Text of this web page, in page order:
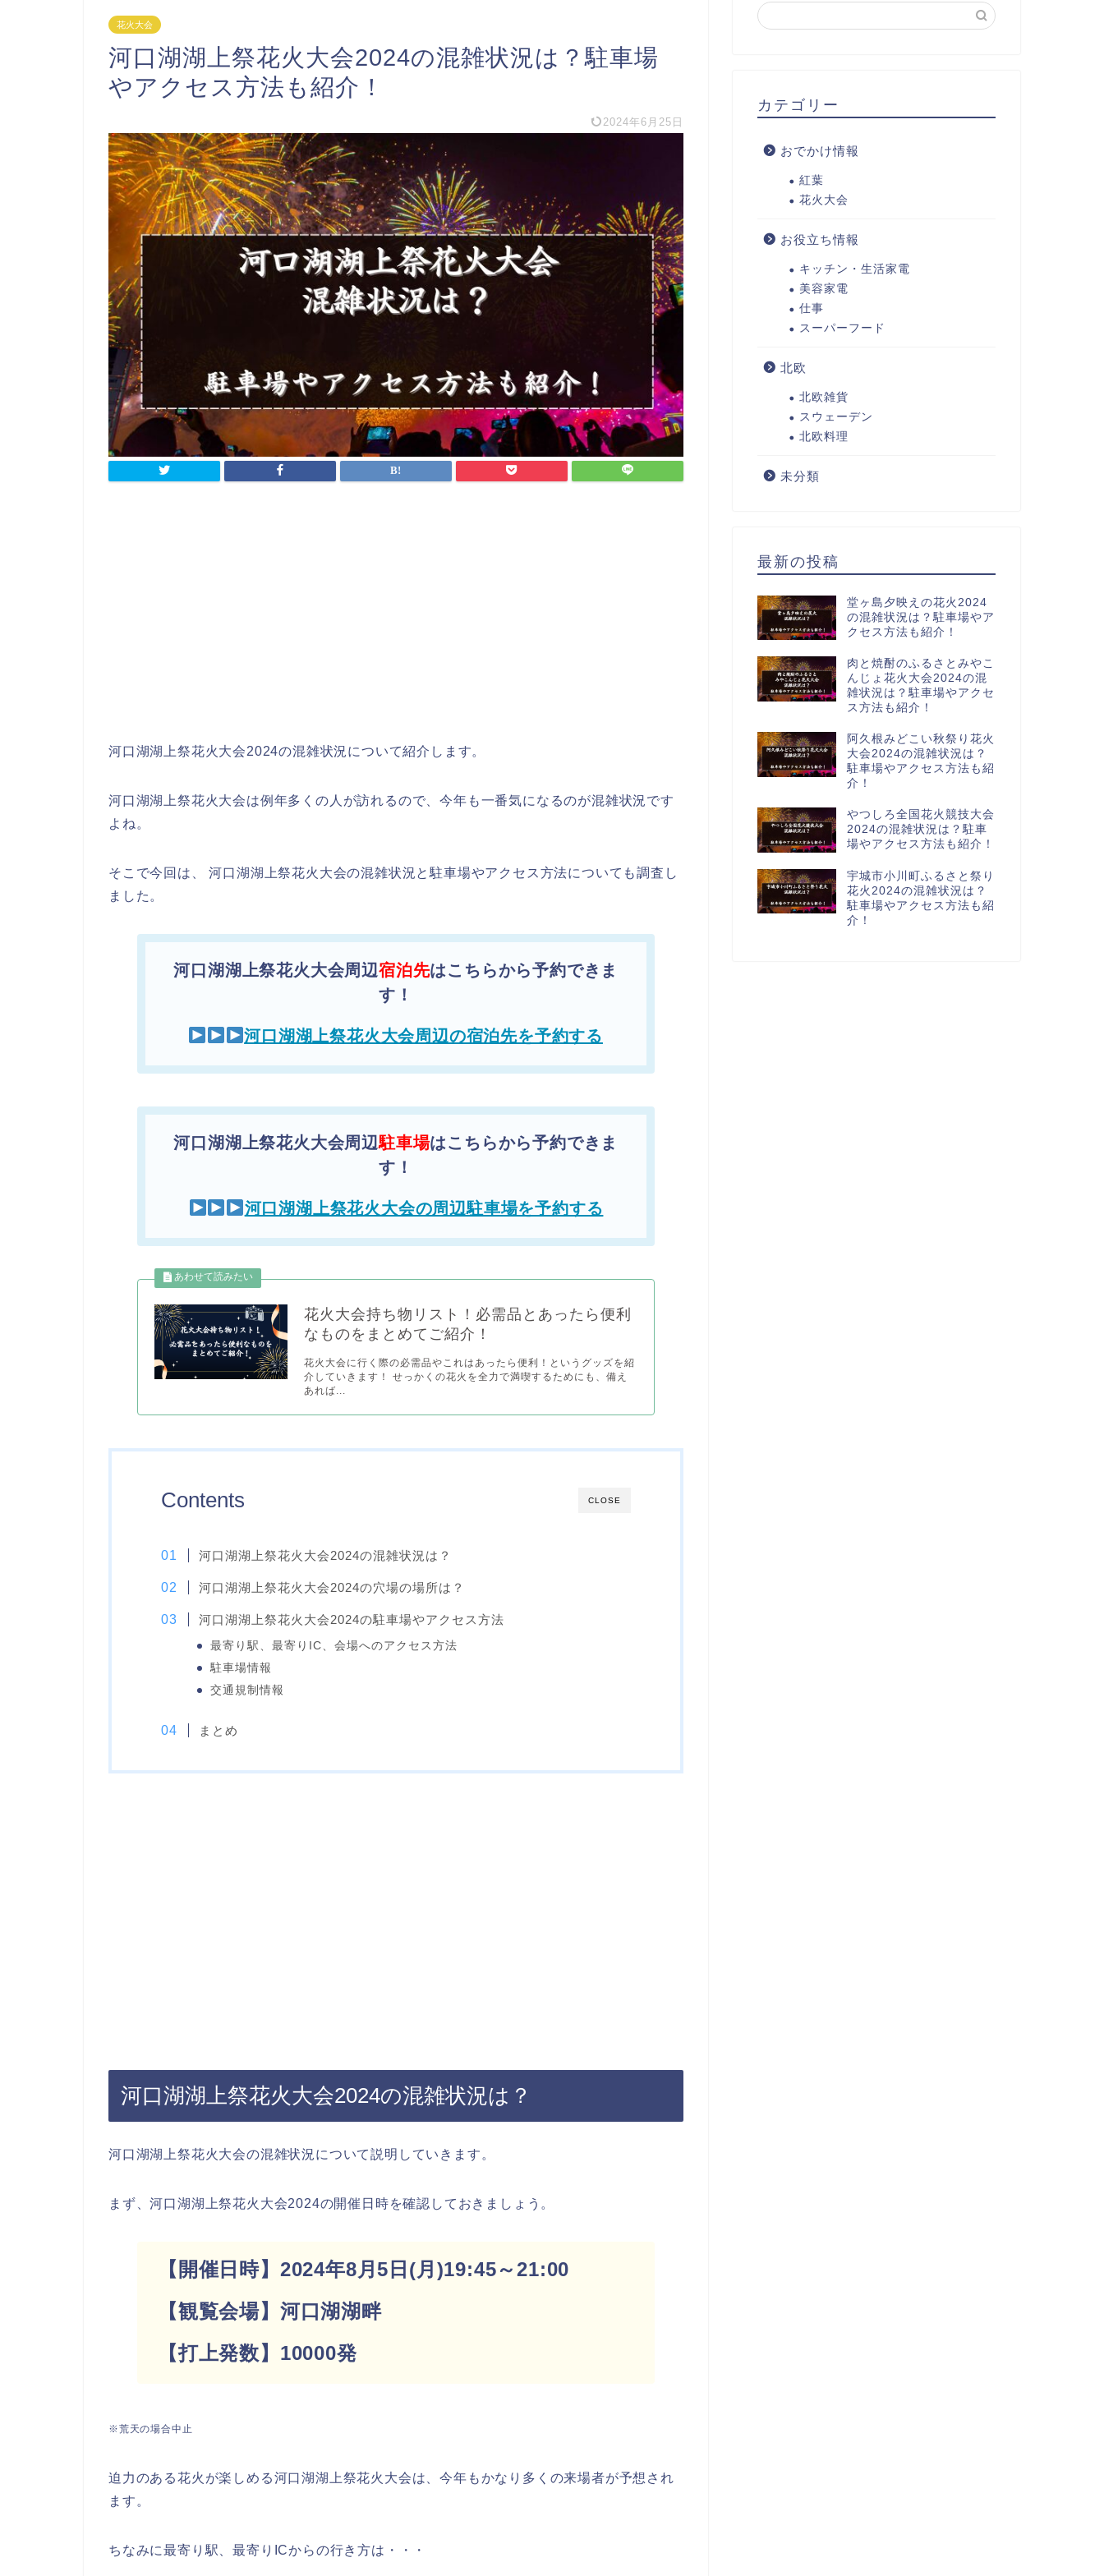
花火大会
河口湖湖上祭花火大会2024の混雑状況は？駐車場
やアクセス方法も紹介！
2024年6月25日
河口湖湖上祭花火大会2024の混雑状況について紹介します。
河口湖湖上祭花火大会は例年多くの人が訪れるので、今年も一番気になるのが混雑状況です
よね。
そこで今回は、 河口湖湖上祭花火大会の混雑状況と駐車場やアクセス方法についても調査し
ました。
河口湖湖上祭花火大会周辺宿泊先はこちらから予約できま
す！
河口湖湖上祭花火大会周辺の宿泊先を予約する
河口湖湖上祭花火大会周辺駐車場はこちらから予約できま
す！
河口湖湖上祭花火大会の周辺駐車場を予約する
花火大会持ち物リスト！必需品とあったら便利
なものをまとめてご紹介！
花火大会に行く際の必需品やこれはあったら便利！というグッズを紹
介していきます！ せっかくの花火を全力で満喫するためにも、備え
あれば...
CLOSE
Contents
河口湖湖上祭花火大会2024の混雑状況は？
河口湖湖上祭花火大会2024の穴場の場所は？
河口湖湖上祭花火大会2024の駐車場やアクセス方法
最寄り駅、最寄りIC、会場へのアクセス方法
駐車場情報
交通規制情報
まとめ
河口湖湖上祭花火大会2024の混雑状況は？
河口湖湖上祭花火大会の混雑状況について説明していきます。
まず、河口湖湖上祭花火大会2024の開催日時を確認しておきましょう。
【開催日時】2024年8月5日(月)19:45～21:00
【観覧会場】河口湖湖畔
【打上発数】10000発
※荒天の場合中止
迫力のある花火が楽しめる河口湖湖上祭花火大会は、今年もかなり多くの来場者が予想され
ます。
ちなみに最寄り駅、最寄りICからの行き方は・・・
カテゴリー
おでかけ情報
紅葉
花火大会
お役立ち情報
キッチン・生活家電
美容家電
仕事
スーパーフード
北欧
北欧雑貨
スウェーデン
北欧料理
未分類
最新の投稿
堂ヶ島夕映えの花火2024
の混雑状況は？駐車場やア
クセス方法も紹介！
肉と焼酎のふるさとみやこ
んじょ花火大会2024の混
雑状況は？駐車場やアクセ
ス方法も紹介！
阿久根みどこい秋祭り花火
大会2024の混雑状況は？
駐車場やアクセス方法も紹
介！
やつしろ全国花火競技大会
2024の混雑状況は？駐車
場やアクセス方法も紹介！
宇城市小川町ふるさと祭り
花火2024の混雑状況は？
駐車場やアクセス方法も紹
介！